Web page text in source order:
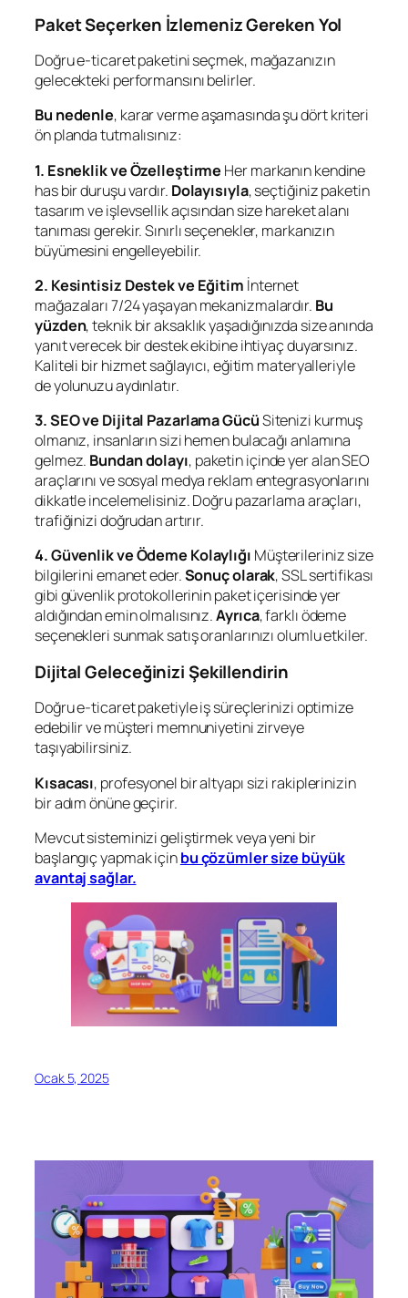
Paket Seçerken İzlemeniz Gereken Yol
Doğru e-ticaret paketini seçmek, mağazanızın
gelecekteki performansını belirler.
Bu nedenle, karar verme aşamasında şu dört kriteri
ön planda tutmalısınız:
1. Esneklik ve Özelleştirme Her markanın kendine
has bir duruşu vardır. Dolayısıyla, seçtiğiniz paketin
tasarım ve işlevsellik açısından size hareket alanı
tanıması gerekir. Sınırlı seçenekler, markanızın
büyümesini engelleyebilir.
2. Kesintisiz Destek ve Eğitim İnternet
mağazaları 7/24 yaşayan mekanizmalardır. Bu
yüzden, teknik bir aksaklık yaşadığınızda size anında
yanıt verecek bir destek ekibine ihtiyaç duyarsınız.
Kaliteli bir hizmet sağlayıcı, eğitim materyalleriyle
de yolunuzu aydınlatır.
3. SEO ve Dijital Pazarlama GücüSitenizi kurmuş
olmanız, insanların sizi hemen bulacağı anlamına
gelmez. Bundan dolayı, paketin içinde yer alan SEO
araçlarını ve sosyal medya reklam entegrasyonlarını
dikkatle incelemelisiniz. Doğru pazarlama araçları,
trafiğinizi doğrudan artırır.
4. Güvenlik ve Ödeme Kolaylığı Müşterileriniz size
bilgilerini emanet eder.Sonuç olarak, SSL sertifikası
gibi güvenlik protokollerinin paket içerisinde yer
aldığından emin olmalısınız.Ayrıca, farklı ödeme
seçenekleri sunmak satış oranlarınızı olumlu etkiler.
Dijital Geleceğinizi Şekillendirin
Doğru e-ticaret paketiyle iş süreçlerinizi optimize
edebilir ve müşteri memnuniyetini zirveye
taşıyabilirsiniz.
Kısacası, profesyonel bir altyapı sizi rakiplerinizin
bir adım önüne geçirir.
Mevcut sisteminizi geliştirmek veya yeni bir
başlangıç yapmak içinbu çözümler size büyük
avantaj sağlar.
Ocak 5, 2025